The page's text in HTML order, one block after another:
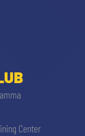
Center